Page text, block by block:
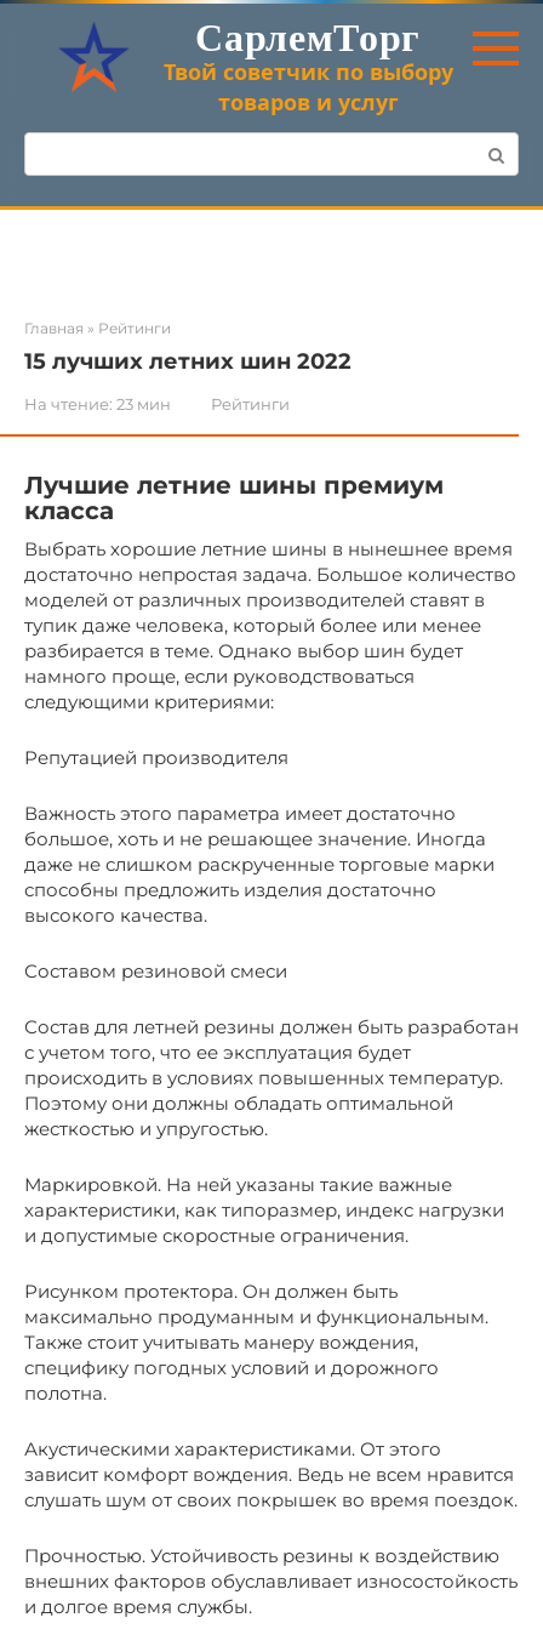
Перейти
контенту
СарлемТорг
Твой советчик по выбору
товаров и услуг
Поиск:
Главная » Рейтинги
15 лучших летних шин 2022
На чтение: 23 мин Рейтинги
Лучшие летние шины премиум
класса
Выбрать хорошие летние шины в нынешнее время
достаточно непростая задача. Большое количество
моделей от различных производителей ставят в
тупик даже человека, который более или менее
разбирается в теме. Однако выбор шин будет
намного проще, если руководствоваться
следующими критериями:
Репутацией производителя
Важность этого параметра имеет достаточно
большое, хоть и не решающее значение. Иногда
даже не слишком раскрученные торговые марки
способны предложить изделия достаточно
высокого качества.
Составом резиновой смеси
Состав для летней резины должен быть разработан
с учетом того, что ее эксплуатация будет
происходить в условиях повышенных температур.
Поэтому они должны обладать оптимальной
жесткостью и упругостью.
Маркировкой. На ней указаны такие важные
характеристики, как типоразмер, индекс нагрузки
и допустимые скоростные ограничения.
Рисунком протектора. Он должен быть
максимально продуманным и функциональным.
Также стоит учитывать манеру вождения,
специфику погодных условий и дорожного
полотна.
Акустическими характеристиками. От этого
зависит комфорт вождения. Ведь не всем нравится
слушать шум от своих покрышек во время поездок.
Прочностью. Устойчивость резины к воздействию
внешних факторов обуславливает износостойкость
и долгое время службы.